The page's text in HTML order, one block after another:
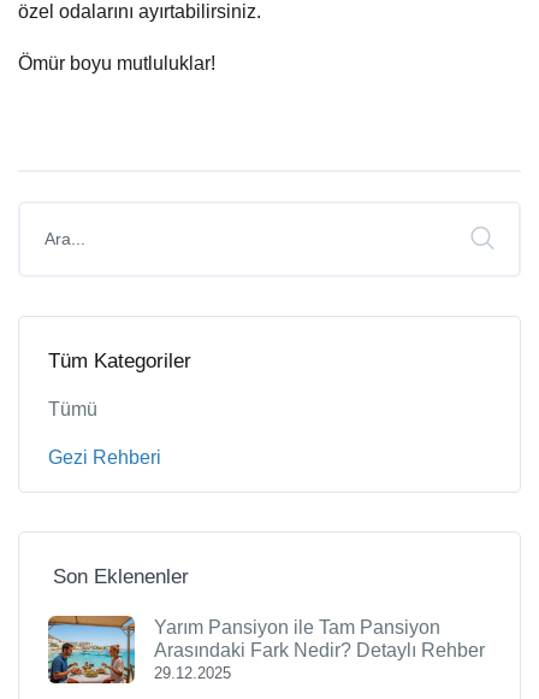
özel odalarını ayırtabilirsiniz.
Ömür boyu mutluluklar!
Tüm Kategoriler
Tümü
Gezi Rehberi
Son Eklenenler
Yarım Pansiyon ile Tam Pansiyon
Arasındaki Fark Nedir? Detaylı Rehber
29.12.2025